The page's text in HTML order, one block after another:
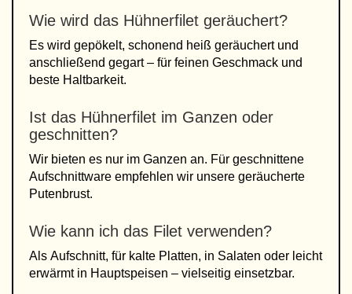
Wie wird das Hühnerfilet geräuchert?
Es wird gepökelt, schonend heiß geräuchert und
anschließend gegart – für feinen Geschmack und
beste Haltbarkeit.
Ist das Hühnerfilet im Ganzen oder
geschnitten?
Wir bieten es nur im Ganzen an. Für geschnittene
Aufschnittware empfehlen wir unsere geräucherte
Putenbrust.
Wie kann ich das Filet verwenden?
Als Aufschnitt, für kalte Platten, in Salaten oder leicht
erwärmt in Hauptspeisen – vielseitig einsetzbar.